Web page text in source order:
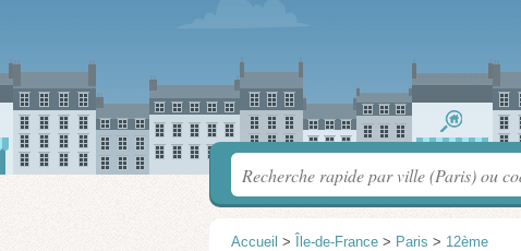
Accueil > Île-de-France > Paris > 12ème